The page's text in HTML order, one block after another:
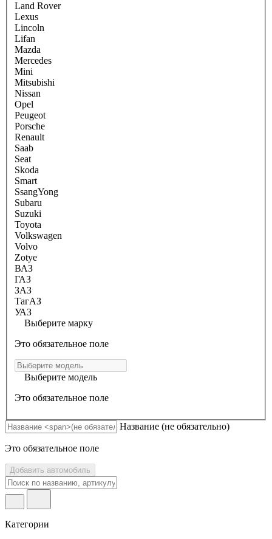
Land Rover
Lexus
Lincoln
Lifan
Mazda
Mercedes
Mini
Mitsubishi
Nissan
Opel
Peugeot
Porsche
Renault
Saab
Seat
Skoda
Smart
SsangYong
Subaru
Suzuki
Toyota
Volkswagen
Volvo
Zotye
ВАЗ
ГАЗ
ЗАЗ
ТагАЗ
УАЗ
Выберите марку
Это обязательное поле
Выберите модель
Это обязательное поле
Название (не обязательно)
Это обязательное поле
Добавить автомобиль
Категории